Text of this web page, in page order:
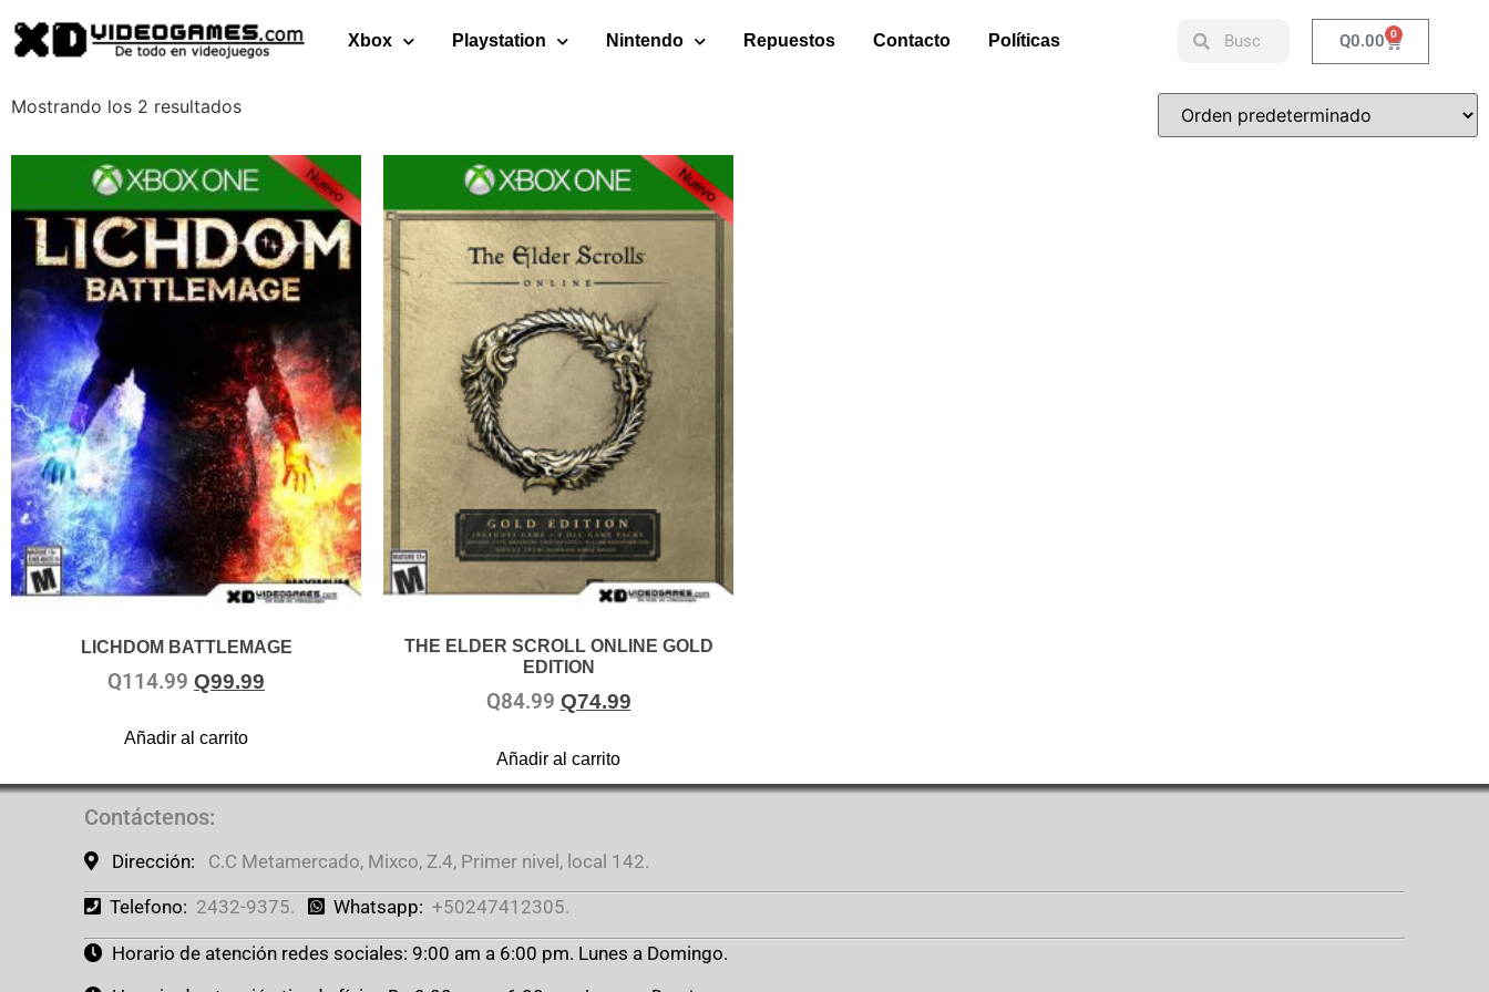
Xbox Playstation Nintendo Repuestos Contacto Políticas Q0.00 0
Mostrando los 2 resultados
LICHDOM BATTLEMAGE
Q114.99 Q99.99
Añadir al carrito
THE ELDER SCROLL ONLINE GOLD
EDITION
Q84.99 Q74.99
Añadir al carrito
Contáctenos:
Dirección: C.C Metamercado, Mixco, Z.4, Primer nivel, local 142.
Telefono: 2432-9375. Whatsapp: +50247412305.
Horario de atención redes sociales: 9:00 am a 6:00 pm. Lunes a Domingo.